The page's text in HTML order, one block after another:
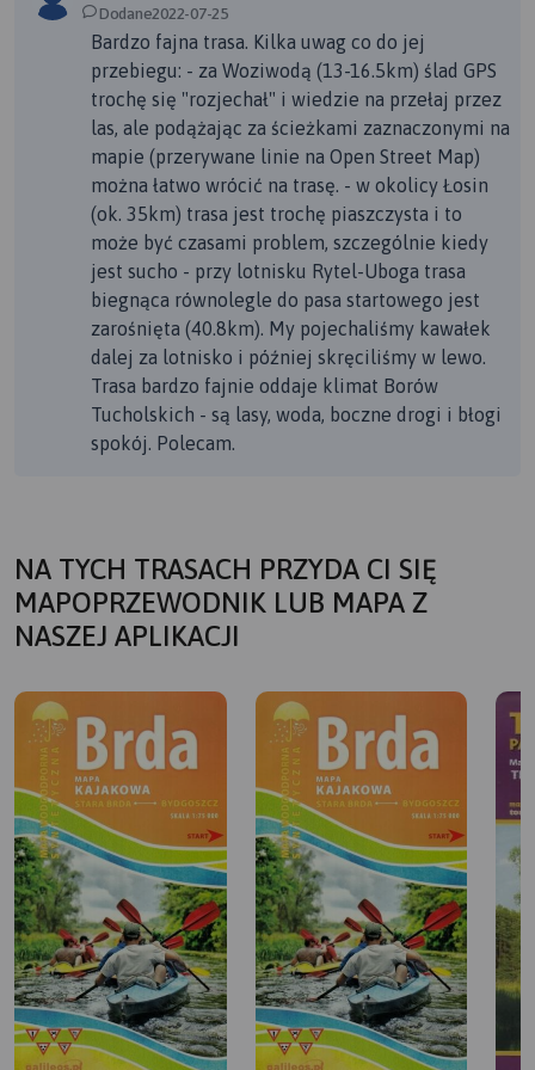
Swój początek ma w Mylofie, gdzie wykorzystano spadek
ok. 10 m. Kanał ma aż 21 km i krzyżuje się w kilku
miejscach z innymi ciekami, m.in. z Czerską Strugą w
Fojutowie.
W Fojutowie mamy także Zajazd, który oprócz noclegów
oferuje wiele atrakcji zarówno dla dzieci, jak i dorosłych. A
można tu skorzystać m.in. z placu zabaw, wypożyczalni
rowerów, kajaków, pojeździć konno, postrzelać z kuszy
itd...Naprawdę jest w czym wybierać...
Nasz czas w tym pięknym miejscu umila kawa i lody, ale
musimy już wracać. Znowu znikamy w lesie, kierując się
na Łosiny. Las, las ... Duży charakterystyczny hangar z
pasem startowym na polu zwiastuje koniec wyprawy.
Dodane2022-07-25
Bardzo fajna trasa. Kilka uwag co do jej
przebiegu: - za Woziwodą (13-16.5km) ślad GPS
trochę się "rozjechał" i wiedzie na przełaj przez
las, ale podążając za ścieżkami zaznaczonymi na
mapie (przerywane linie na Open Street Map)
można łatwo wrócić na trasę. - w okolicy Łosin
(ok. 35km) trasa jest trochę piaszczysta i to
może być czasami problem, szczególnie kiedy
jest sucho - przy lotnisku Rytel-Uboga trasa
biegnąca równolegle do pasa startowego jest
zarośnięta (40.8km). My pojechaliśmy kawałek
dalej za lotnisko i później skręciliśmy w lewo.
Trasa bardzo fajnie oddaje klimat Borów
Tucholskich - są lasy, woda, boczne drogi i błogi
spokój. Polecam.
NA TYCH TRASACH PRZYDA CI SIĘ
MAPOPRZEWODNIK LUB MAPA Z
NASZEJ APLIKACJI